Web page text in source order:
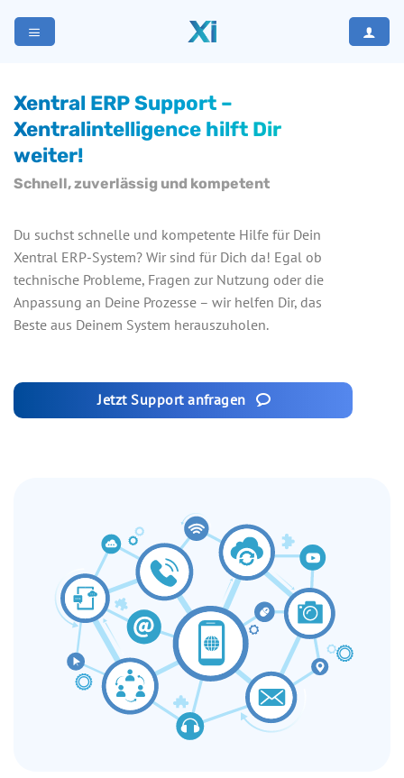
Inhalt
Xentral ERP Support –
Xentralintelligence hilft Dir
weiter!
Schnell, zuverlässig und kompetent
Du suchst schnelle und kompetente Hilfe für Dein
Xentral ERP-System? Wir sind für Dich da! Egal ob
technische Probleme, Fragen zur Nutzung oder die
Anpassung an Deine Prozesse – wir helfen Dir, das
Beste aus Deinem System herauszuholen.
Jetzt Support anfragen